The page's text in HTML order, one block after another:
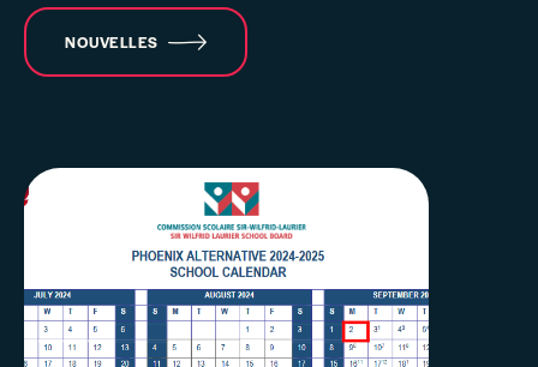
NOUVELLES